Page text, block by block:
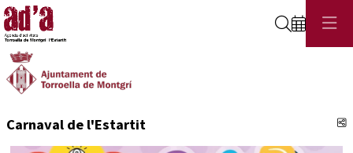
Cerca
Carnaval de l'Estartit